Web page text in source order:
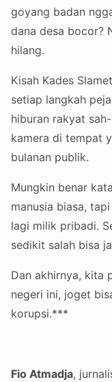
goyang badan
dana desa bocor?
hilang.
Kisah Kades
setiap langkah
hiburan rakyat
kamera di tempat
bulanan publik.
Mungkin benar
manusia biasa,
lagi milik pribadi.
sedikit salah bisa
Dan akhirnya, kita
negeri ini, joget
korupsi.***
Fio Atmadja,